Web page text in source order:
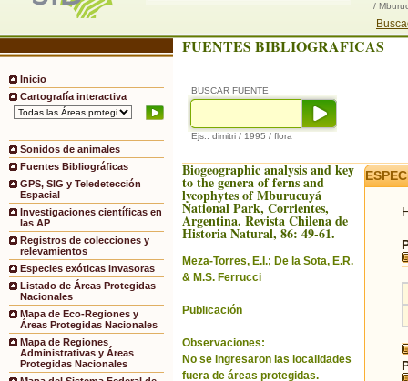
/
Inicio
Cartografía interactiva
Sonidos de animales
Fuentes Bibliográficas
GPS, SIG y Teledetección
Espacial
Investigaciones científicas en
las AP
Registros de colecciones y
relevamientos
Especies exóticas invasoras
Listado de Áreas Protegidas
Nacionales
Mapa de Eco-Regiones y
Áreas Protegidas Nacionales
Mapa de Regiones
Administrativas y Áreas
Protegidas Nacionales
FUENTES BIBLIOGRAFICAS
BUSCAR FUENTE
Ejs.: dimitri / 1995 / flora
Biogeographic analysis and key
to the genera of ferns and
lycophytes of Mburucuyá
National Park, Corrientes,
Argentina. Revista Chilena de
Historia Natural, 86: 49-61.
Meza-Torres, E.I.; De la Sota, E.R.
& M.S. Ferrucci
Publicación
Observaciones:
No se ingresaron las localidades
fuera de áreas protegidas.